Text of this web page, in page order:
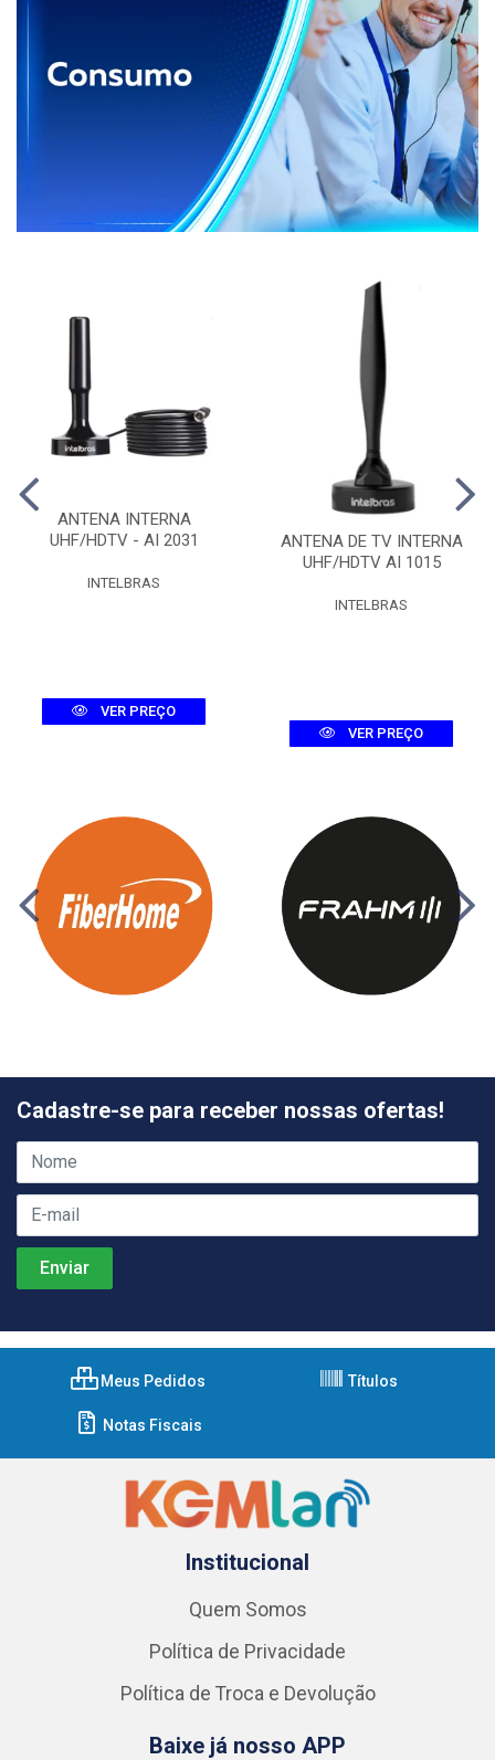
ANTENA INTERNA
UHF/HDTV - AI 2031
INTELBRAS
VER PREÇO
ANTENA DE TV INTERNA
UHF/HDTV AI 1015
INTELBRAS
VER PREÇO
Cadastre-se para receber nossas ofertas!
Meus Pedidos Títulos
Notas Fiscais
Institucional
Quem Somos
Política de Privacidade
Política de Troca e Devolução
Baixe já nosso APP